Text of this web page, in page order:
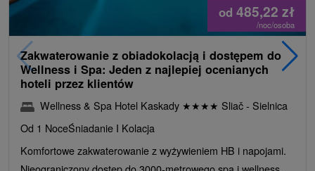
od 485,22 zł
/noc/osoba
Zakwaterowanie z obiadokolacją i dostępem do
Wellness i Spa: Jeden z najlepiej ocenianych
hoteli przez klientów
Wellness & Spa Hotel Kaskady ★★★★ Sliač - Sielnica
Od 1 NoceŚniadanie I Kolacja
Komfortowe zakwaterowanie z wyżywieniem HB i napojami.